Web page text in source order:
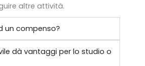
altre attività.
un compenso?
dà vantaggi per lo studio o